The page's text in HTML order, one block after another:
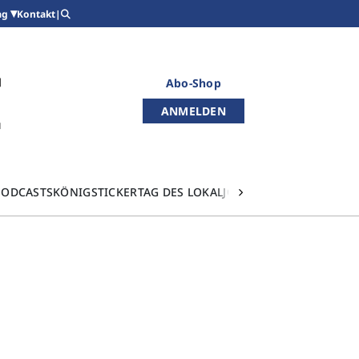
Kontakt|
Abo-Shop
ANMELDEN
KÖNIGSTICKERTAG DES LOKALJOURNALISMUS